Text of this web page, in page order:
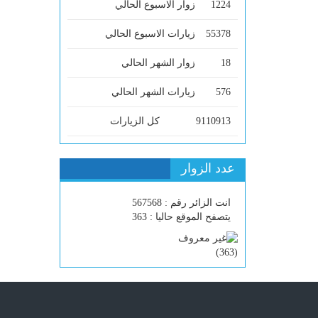
1224 زوار الاسبوع الحالي
55378 زيارات الاسبوع الحالي
18 زوار الشهر الحالي
576 زيارات الشهر الحالي
9110913 كل الزيارات
عدد الزوار
انت الزائر رقم : 567568
يتصفح الموقع حاليا : 363
(
363
)